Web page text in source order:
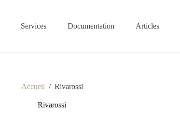
Services Documentation Articles
Accueil / Rivarossi
Rivarossi